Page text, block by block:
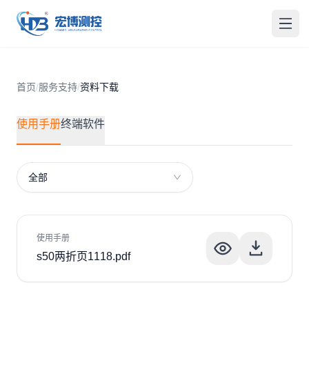
宏博测控
打开
首页/服务支持/资料下载
使用手册终端软件
全部
使用手册
s50两折页1118.pdf